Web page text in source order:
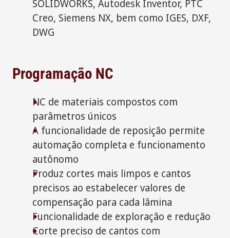
SOLIDWORKS, Autodesk Inventor, PTC
Creo, Siemens NX, bem como IGES, DXF,
DWG
Programação NC
NC de materiais compostos com
parâmetros únicos
A funcionalidade de reposição permite
automação completa e funcionamento
autônomo
Produz cortes mais limpos e cantos
precisos ao estabelecer valores de
compensação para cada lâmina
Funcionalidade de exploração e redução
Corte preciso de cantos com